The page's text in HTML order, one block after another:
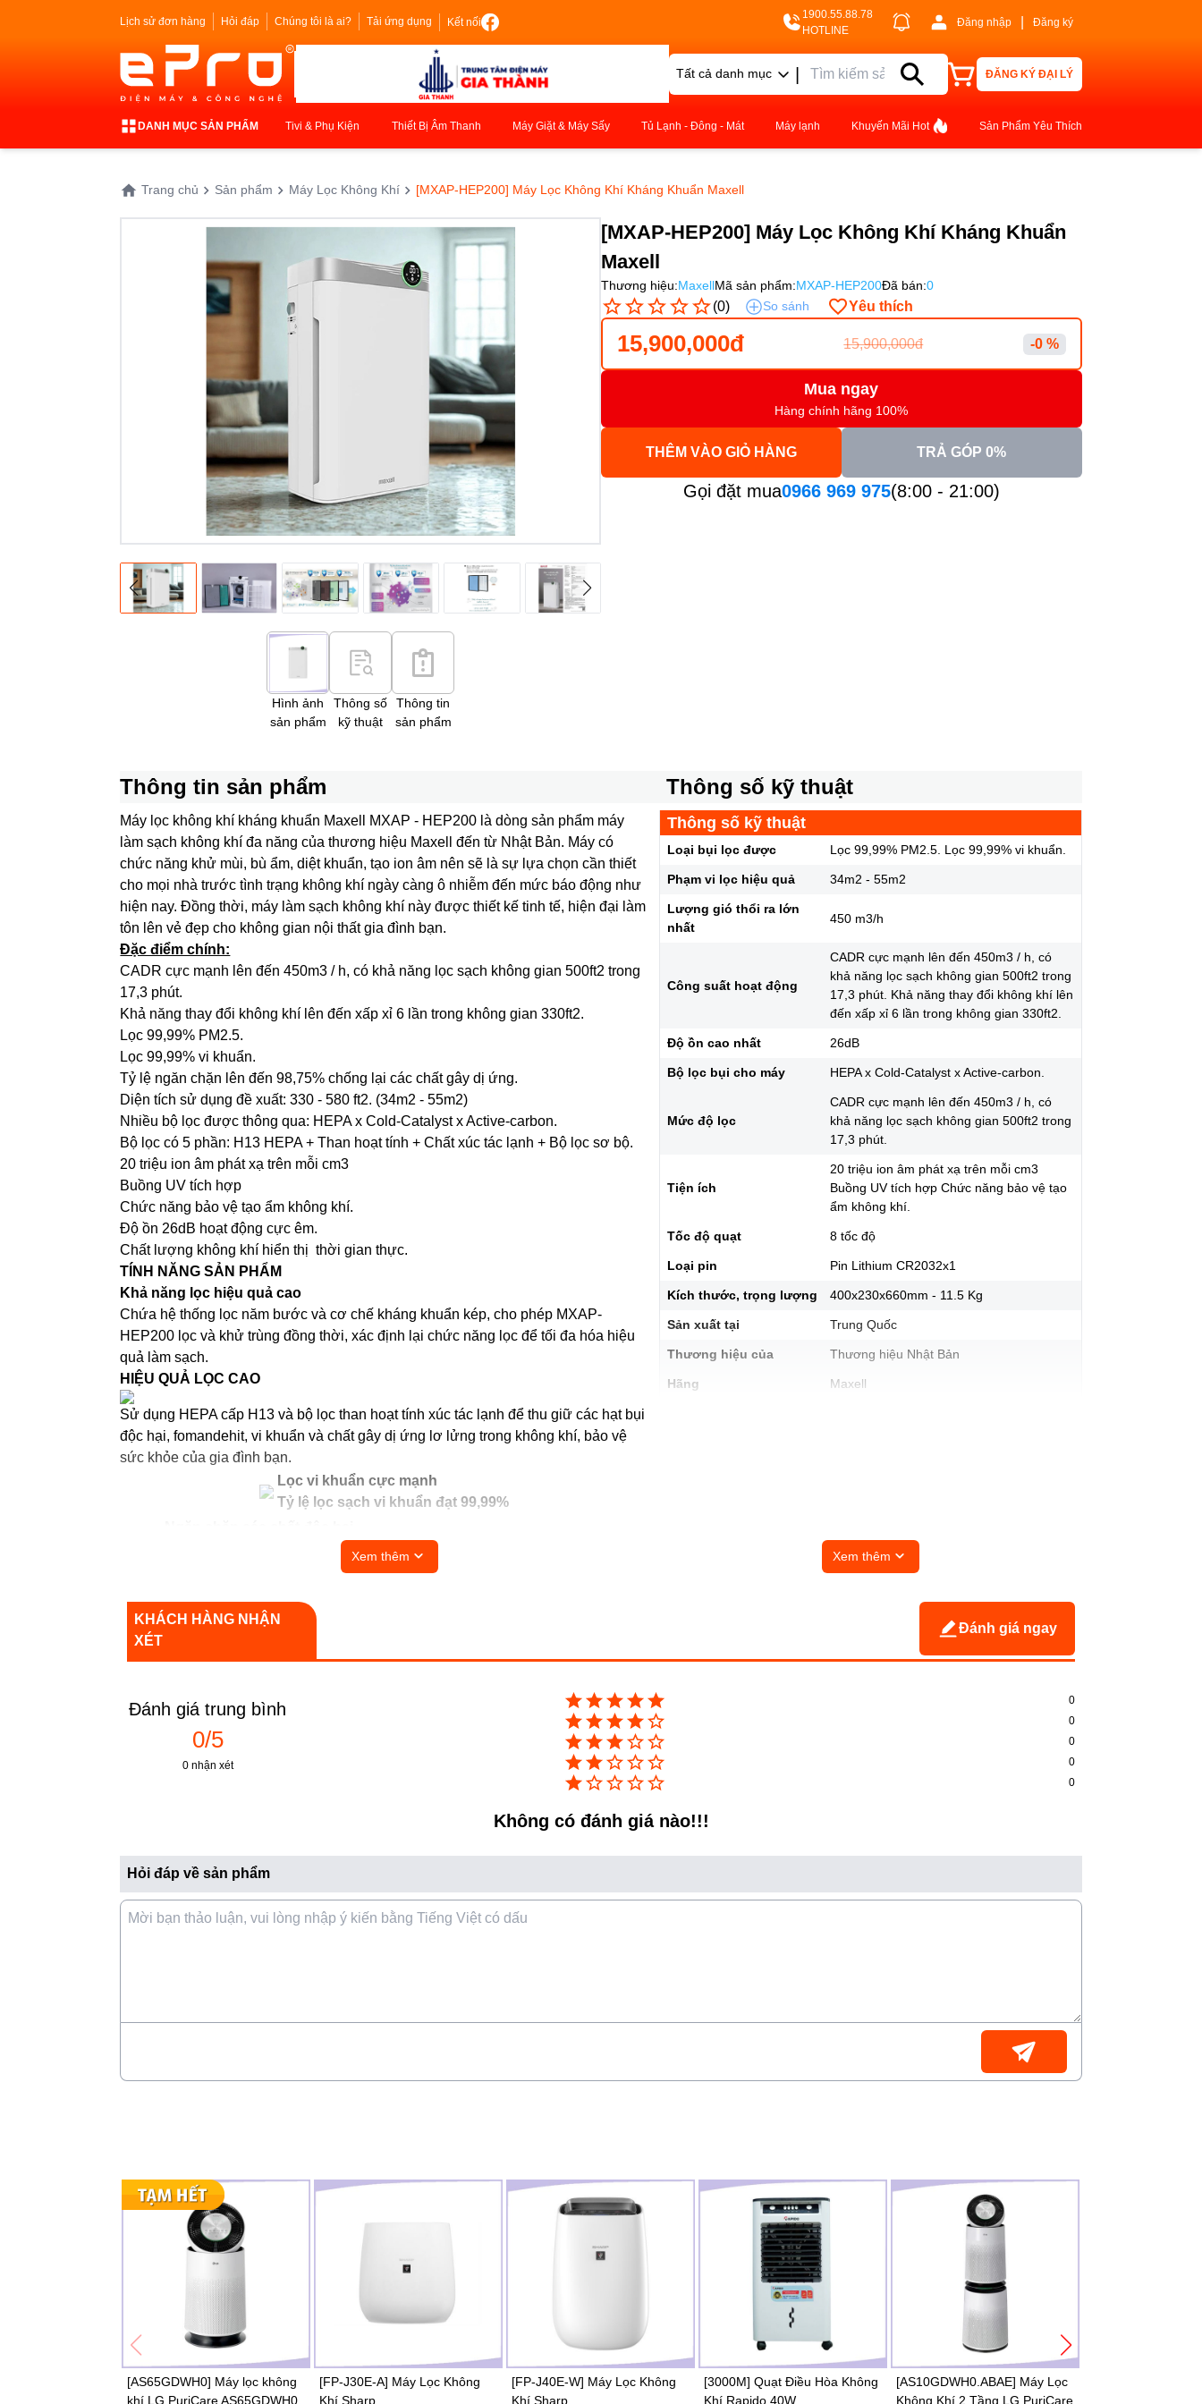
Lịch sử đơn hàng Hỏi đáp Chúng tôi là ai? Tải ứng dụng Kết nối
1900.55.88.78
HOTLINE
Đăng nhập Đăng ký
Tất cả danh mục | ĐĂNG KÝ ĐẠI LÝ
DANH MỤC SẢN PHẨM Tivi & Phụ Kiện Thiết Bị Âm Thanh Máy Giặt & Máy Sấy Tủ Lạnh - Đông - Mát Máy lạnh Khuyến Mãi Hot Sản Phẩm Yêu Thích
Trang chủ Sản phẩm Máy Lọc Không Khí [MXAP-HEP200] Máy Lọc Không Khí Kháng Khuẩn Maxell
Hình ảnh
sản phẩm
Thông số
kỹ thuật
Thông tin
sản phẩm
[MXAP-HEP200] Máy Lọc Không Khí Kháng Khuẩn
Maxell
Thương hiệu:MaxellMã sản phẩm:MXAP-HEP200Đã bán:0
(0) So sánh Yêu thích
15,900,000đ 15,900,000đ -0 %
Mua ngay
Hàng chính hãng 100%
THÊM VÀO GIỎ HÀNG TRẢ GÓP 0%
Gọi đặt mua0966 969 975(8:00 - 21:00)
Thông tin sản phẩm
Máy lọc không khí kháng khuẩn Maxell MXAP - HEP200 là dòng sản phẩm máy
làm sạch không khí đa năng của thương hiệu Maxell đến từ Nhật Bản. Máy có
chức năng khử mùi, bù ẩm, diệt khuẩn, tạo ion âm nên sẽ là sự lựa chọn cần thiết
cho mọi nhà trước tình trạng không khí ngày càng ô nhiễm đến mức báo động như
hiện nay. Đồng thời, máy làm sạch không khí này được thiết kế tinh tế, hiện đại làm
tôn lên vẻ đẹp cho không gian nội thất gia đình bạn.
Đặc điểm chính:
CADR cực mạnh lên đến 450m3 / h, có khả năng lọc sạch không gian 500ft2 trong
17,3 phút.
Khả năng thay đổi không khí lên đến xấp xỉ 6 lần trong không gian 330ft2.
Lọc 99,99% PM2.5.
Lọc 99,99% vi khuẩn.
Tỷ lệ ngăn chặn lên đến 98,75% chống lại các chất gây dị ứng.
Diện tích sử dụng đề xuất: 330 - 580 ft2. (34m2 - 55m2)
Nhiều bộ lọc được thông qua: HEPA x Cold-Catalyst x Active-carbon.
Bộ lọc có 5 phần: H13 HEPA + Than hoạt tính + Chất xúc tác lạnh + Bộ lọc sơ bộ.
20 triệu ion âm phát xạ trên mỗi cm3
Buồng UV tích hợp
Chức năng bảo vệ tạo ẩm không khí.
Độ ồn 26dB hoạt động cực êm.
Chất lượng không khí hiển thị thời gian thực.
TÍNH NĂNG SẢN PHẨM
Khả năng lọc hiệu quả cao
Chứa hệ thống lọc năm bước và cơ chế kháng khuẩn kép, cho phép MXAP-
HEP200 lọc và khử trùng đồng thời, xác định lại chức năng lọc để tối đa hóa hiệu
quả làm sạch.
HIỆU QUẢ LỌC CAO
Sử dụng HEPA cấp H13 và bộ lọc than hoạt tính xúc tác lạnh để thu giữ các hạt bụi
độc hại, fomandehit, vi khuẩn và chất gây dị ứng lơ lửng trong không khí, bảo vệ
sức khỏe của gia đình bạn.
Lọc vi khuẩn cực mạnh
Tỷ lệ lọc sạch vi khuẩn đạt 99,99%
Lọc tới 98,75% các chất gây dị ứng như mạt bụi,...
Tốc độ phân phối không khí sạch của fomanđehit lên đến 83m3/giờ
TỔNG QUAN VỀ TÍNH NĂNG
yên tỉnh 26dB^4
thị theo thời gian thực
^1 Chất xúc tác lạnh có thể xúc tác phân hủy các khí độc hại như fomanđêhit
trong điều kiện nhiệt độ bình thường và chuyển hóa chúng thành nước và carbon
^2 Kết quả thử nghiệm do phòng thí nghiệm của bên thứ ba cung cấp theo tiêu
chuẩn QB/T 4928-2016.
^3 Bước sóng đèn UV là 365nm (UV-A grade).
^4 Trong chế độ ngủ hoặc 1 tốc độ gió (đơn vị:decibel/ dB).
HỆ THỐNG LỌC NĂM BƯỚC
1 Bộ lọc sơ2+3 Than hoạt tính xúc tác
Xem thêm
Thông số kỹ thuật
Thông số kỹ thuật
Loại bụi lọc được Lọc 99,99% PM2.5. Lọc 99,99% vi khuẩn.
Phạm vi lọc hiệu quả 34m2 - 55m2
Lượng gió thổi ra lớn
nhất
450 m3/h
Công suất hoạt động
CADR cực mạnh lên đến 450m3 / h, có
khả năng lọc sạch không gian 500ft2 trong
17,3 phút. Khả năng thay đổi không khí lên
đến xấp xỉ 6 lần trong không gian 330ft2.
Độ ồn cao nhất 26dB
Bộ lọc bụi cho máy HEPA x Cold-Catalyst x Active-carbon.
Mức độ lọc
CADR cực mạnh lên đến 450m3 / h, có
khả năng lọc sạch không gian 500ft2 trong
17,3 phút.
Tiện ích
20 triệu ion âm phát xạ trên mỗi cm3
Buồng UV tích hợp Chức năng bảo vệ tạo
ẩm không khí.
Tốc độ quạt 8 tốc độ
Loại pin Pin Lithium CR2032x1
Kích thước, trọng lượng 400x230x660mm - 11.5 Kg
Sản xuất tại Trung Quốc
Thương hiệu của Thương hiệu Nhật Bản
Hãng Maxell
Xem thêm
KHÁCH HÀNG NHẬN
XÉT
Đánh giá ngay
Đánh giá trung bình
0/5
0 nhận xét
0
0
0
0
0
Không có đánh giá nào!!!
Hỏi đáp về sản phẩm
Hủy
[AS65GDWH0] Máy lọc không
khí LG PuriCare AS65GDWH0
[FP-J30E-A] Máy Lọc Không
Khí Sharp
[FP-J40E-W] Máy Lọc Không
Khí Sharp
[3000M] Quạt Điều Hòa Không
Khí Rapido 40W
[AS10GDWH0.ABAE] Máy Lọc
Không Khí 2 Tầng LG PuriCare